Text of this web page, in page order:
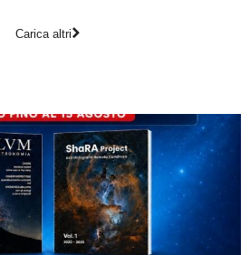
Carica altri